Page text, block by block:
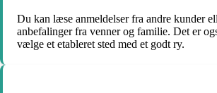
Du kan læse anmeldelser fra andre kunder
anbefalinger fra venner og familie. Det er
vælge et etableret sted med et godt ry.